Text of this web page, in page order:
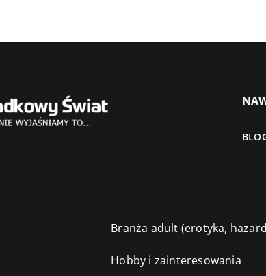
Branża adult (erotyka,
Hobby i zainteresowania